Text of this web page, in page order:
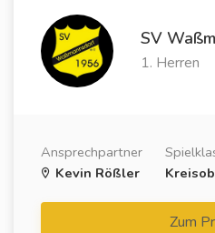
SV
1. Herren
Ansprechpartner
Kevin Rößler
Zum